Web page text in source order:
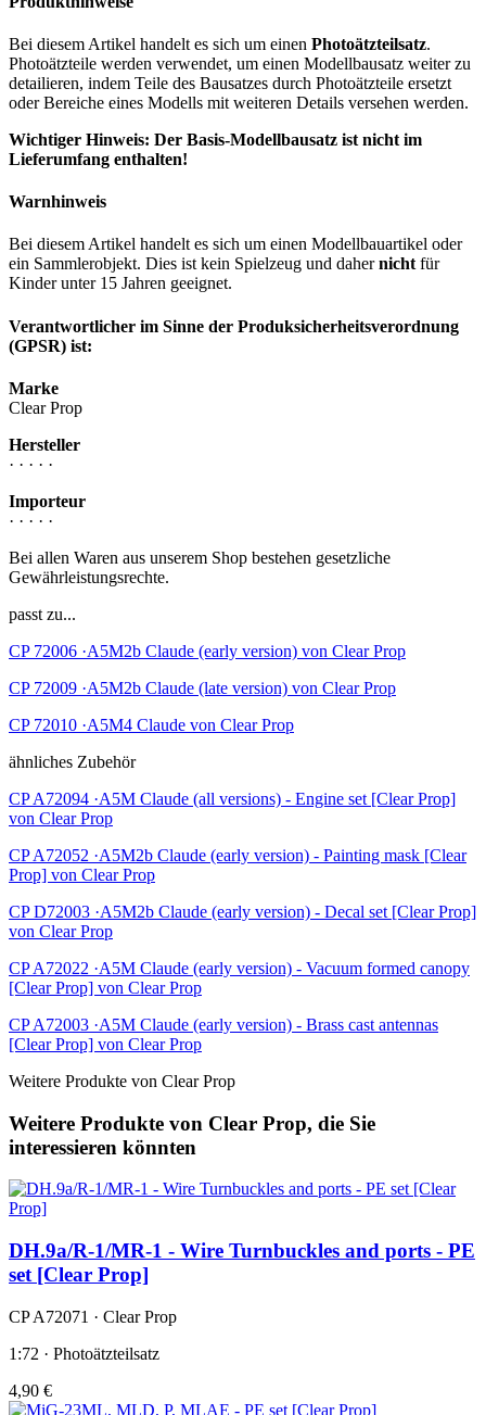
Bei diesem Artikel handelt es sich um einen Photoätzteilsatz.
Photoätzteile werden verwendet, um einen Modellbausatz weiter zu
detailieren, indem Teile des Bausatzes durch Photoätzteile ersetzt
oder Bereiche eines Modells mit weiteren Details versehen werden.
Wichtiger Hinweis: Der Basis-Modellbausatz ist nicht im
Lieferumfang enthalten!
Warnhinweis
Bei diesem Artikel handelt es sich um einen Modellbauartikel oder
ein Sammlerobjekt. Dies ist kein Spielzeug und dahernicht für
Kinder unter 15 Jahren geeignet.
Verantwortlicher im Sinne der Produksicherheitsverordnung
(GPSR) ist:
Marke
Clear Prop
Hersteller
· · · · ·
Importeur
· · · · ·
Bei allen Waren aus unserem Shop bestehen gesetzliche
Gewährleistungsrechte.
passt zu...
CP 72006 ·A5M2b Claude (early version) von Clear Prop
CP 72009 ·A5M2b Claude (late version) von Clear Prop
CP 72010 ·A5M4 Claude von Clear Prop
ähnliches Zubehör
CP A72094 ·A5M Claude (all versions) - Engine set [Clear Prop]
von Clear Prop
CP A72052 ·A5M2b Claude (early version) - Painting mask [Clear
Prop] von Clear Prop
CP D72003 ·A5M2b Claude (early version) - Decal set [Clear Prop]
von Clear Prop
CP A72022 ·A5M Claude (early version) - Vacuum formed canopy
[Clear Prop] von Clear Prop
CP A72003 ·A5M Claude (early version) - Brass cast antennas
[Clear Prop] von Clear Prop
Weitere Produkte von Clear Prop
Weitere Produkte von Clear Prop, die Sie
interessieren könnten
DH.9a/R-1/MR-1 - Wire Turnbuckles and ports - PE
set [Clear Prop]
CP A72071 · Clear Prop
1:72 · Photoätzteilsatz
4,90 €